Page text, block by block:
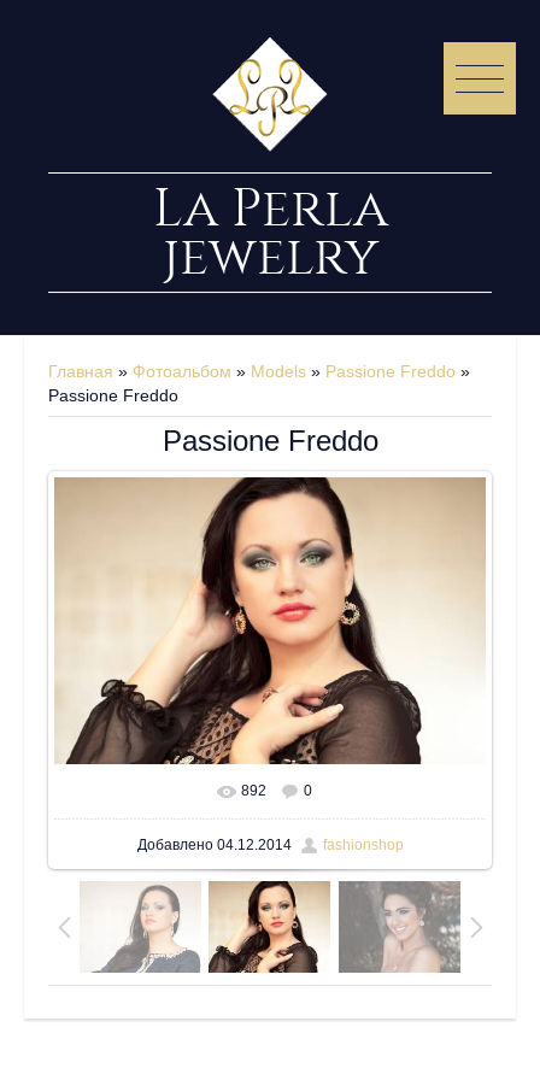
La Perla
jewelry
Главная » Фотоальбом » Models » Passione Freddo »
Passione Freddo
Passione Freddo
В реальном размере 1600x1066
892 0
Добавлено04.12.2014 fashionshop